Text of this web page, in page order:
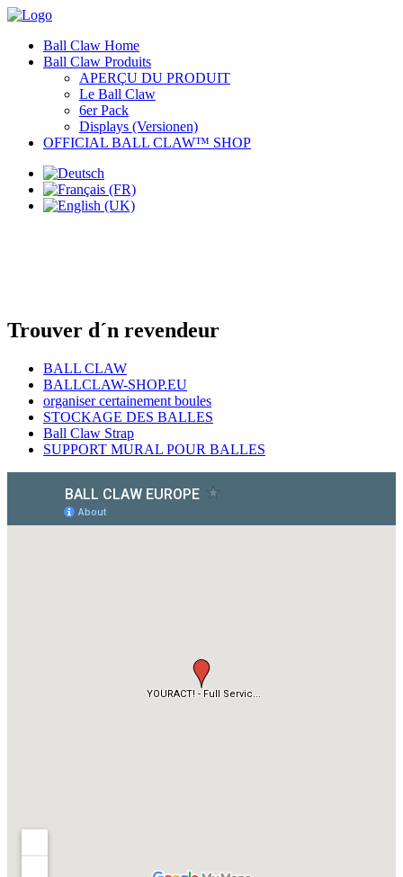
Ball Claw Home
Ball Claw Produits
APERÇU DU PRODUIT
Le Ball Claw
6er Pack
Displays (Versionen)
OFFICIAL BALL CLAW™ SHOP
Trouver d´n revendeur
BALL CLAW
BALLCLAW-SHOP.EU
organiser certainement boules
STOCKAGE DES BALLES
Ball Claw Strap
SUPPORT MURAL POUR BALLES